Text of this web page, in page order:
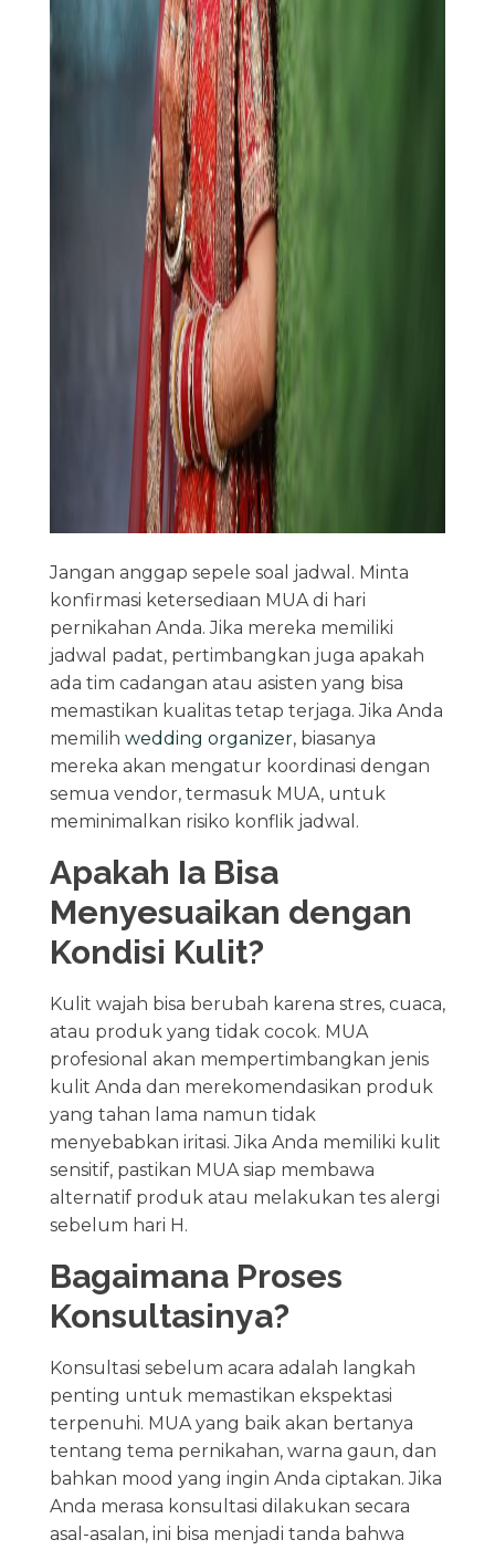
Jangan anggap sepele soal jadwal. Minta
konfirmasi ketersediaan MUA di hari
pernikahan Anda. Jika mereka memiliki
jadwal padat, pertimbangkan juga apakah
ada tim cadangan atau asisten yang bisa
memastikan kualitas tetap terjaga. Jika Anda
memilih wedding organizer, biasanya
mereka akan mengatur koordinasi dengan
semua vendor, termasuk MUA, untuk
meminimalkan risiko konflik jadwal.
Apakah Ia Bisa
Menyesuaikan dengan
Kondisi Kulit?
Kulit wajah bisa berubah karena stres, cuaca,
atau produk yang tidak cocok. MUA
profesional akan mempertimbangkan jenis
kulit Anda dan merekomendasikan produk
yang tahan lama namun tidak
menyebabkan iritasi. Jika Anda memiliki kulit
sensitif, pastikan MUA siap membawa
alternatif produk atau melakukan tes alergi
sebelum hari H.
Bagaimana Proses
Konsultasinya?
Konsultasi sebelum acara adalah langkah
penting untuk memastikan ekspektasi
terpenuhi. MUA yang baik akan bertanya
tentang tema pernikahan, warna gaun, dan
bahkan mood yang ingin Anda ciptakan. Jika
Anda merasa konsultasi dilakukan secara
asal-asalan, ini bisa menjadi tanda bahwa